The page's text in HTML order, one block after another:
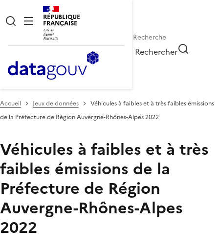
RÉPUBLIQUE
FRANÇAISE
Rechercher
Accueil Jeux de données
Véhicules à faibles et à très faibles émissions
de la Préfecture de Région Auvergne-Rhônes-Alpes 2022
Véhicules à faibles et à très
faibles émissions de la
Préfecture de Région
Auvergne-Rhônes-Alpes
2022